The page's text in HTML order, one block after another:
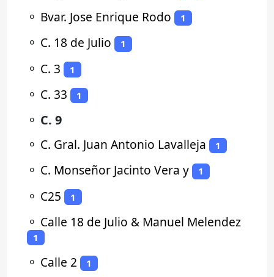
⚬ Bvar. Jose Enrique Rodo 1
⚬ C. 18 de Julio 1
⚬ C. 3 1
⚬ C. 33 1
⚬ C. 9
⚬ C. Gral. Juan Antonio Lavalleja 1
⚬ C. Monseñor Jacinto Vera y 1
⚬ C25 1
⚬ Calle 18 de Julio & Manuel Melendez
1
⚬ Calle 2 1